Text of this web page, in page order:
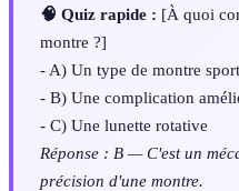
🧠 Quiz rapide : [À quoi
montre ?]
- A) Un type de montre
- B) Une complication
- C) Une lunette rotative
Réponse : B — C'est un
précision d'une montre.